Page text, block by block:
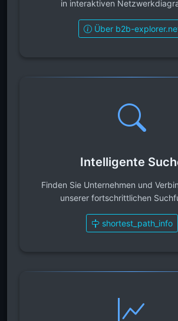
in interaktiven
Über b2b-
Intelligente
Finden Sie Unternehmen und
unserer fortschrittlichen
shortest_path_info